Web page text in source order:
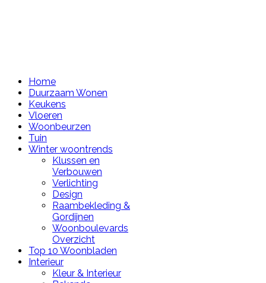
Home
Duurzaam Wonen
Keukens
Vloeren
Woonbeurzen
Tuin
Winter woontrends
Klussen en
Verbouwen
Verlichting
Design
Raambekleding &
Gordijnen
Woonboulevards
Overzicht
Top 10 Woonbladen
Interieur
Kleur & Interieur